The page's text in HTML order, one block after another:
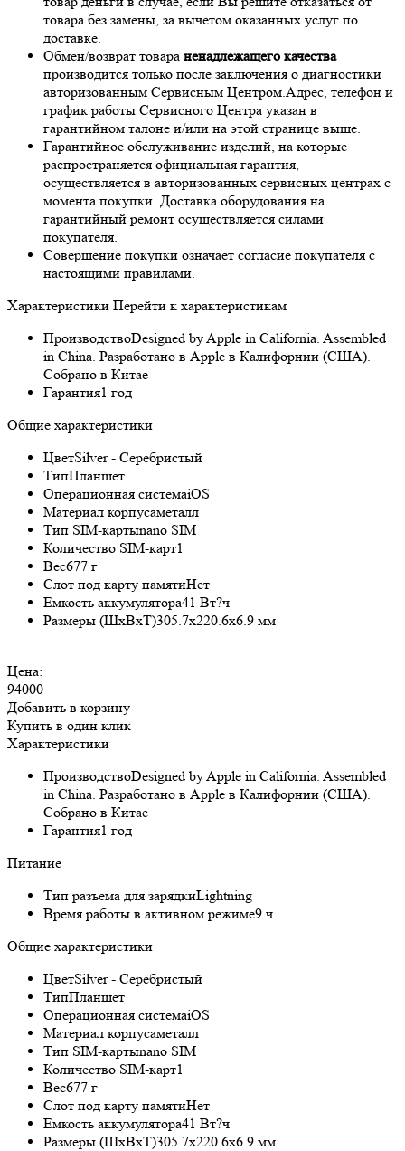
товара без замены, за вычетом оказанных услуг по
доставке.
Обмен/возврат товара ненадлежащего качества
производится только после заключения о диагностики
авторизованным Сервисным Центром.Адрес, телефон и
график работы Сервисного Центра указан в
гарантийном талоне и/или на этой странице выше.
Гарантийное обслуживание изделий, на которые
распространяется официальная гарантия,
осуществляется в авторизованных сервисных центрах с
момента покупки. Доставка оборудования на
гарантийный ремонт осуществляется силами
покупателя.
Совершение покупки означает согласие покупателя с
настоящими правилами.
Характеристики Перейти к характеристикам
ПроизводствоDesigned by Apple in California. Assembled
in China. Разработано в Apple в Калифорнии (США).
Собрано в Китае
Гарантия1 год
Общие характеристики
ЦветSilver - Серебристый
ТипПланшет
Операционная системаiOS
Материал корпусаметалл
Тип SIM-картыnano SIM
Количество SIM-карт1
Вес677 г
Слот под карту памятиНет
Емкость аккумулятора41 Вт?ч
Размеры (ШxВxТ)305.7x220.6x6.9 мм
Цена:
94000
Добавить в корзину
Купить в один клик
Характеристики
ПроизводствоDesigned by Apple in California. Assembled
in China. Разработано в Apple в Калифорнии (США).
Собрано в Китае
Гарантия1 год
Питание
Тип разъема для зарядкиLightning
Время работы в активном режиме9 ч
Общие характеристики
ЦветSilver - Серебристый
ТипПланшет
Операционная системаiOS
Материал корпусаметалл
Тип SIM-картыnano SIM
Количество SIM-карт1
Вес677 г
Слот под карту памятиНет
Емкость аккумулятора41 Вт?ч
Размеры (ШxВxТ)305.7x220.6x6.9 мм